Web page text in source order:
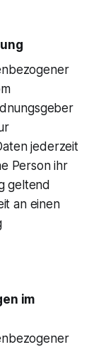
jederzeit
Person ihr
geltend
an einen
im